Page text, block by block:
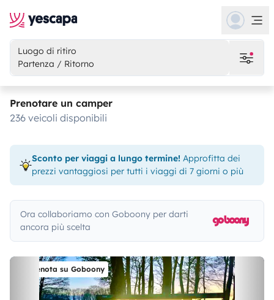
Luogo di ritiro
Partenza / Ritorno
Prenotare un camper
236 veicoli disponibili
Sconto per viaggi a lungo termine! Approfitta dei
prezzi vantaggiosi per tutti i viaggi di 7 giorni o più
Ora collaboriamo con Goboony per darti
ancora più scelta
Prenota su Goboony